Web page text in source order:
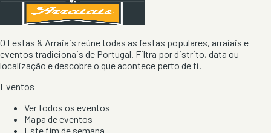
O Festas & Arraiais reúne todas as festas populares, arraiais e
eventos tradicionais de Portugal. Filtra por distrito, data ou
localização e descobre o que acontece perto de ti.
Eventos
Ver todos os eventos
Mapa de eventos
Este fim de semana